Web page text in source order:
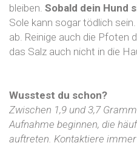
bleiben. Sobald dein Hund
Sole kann sogar tödlich
ab. Reinige auch die Pfoten
das Salz auch nicht in die
Wusstest du schon?
Zwischen 1,9 und 3,7
Aufnahme beginnen, die
auftreten. Kontaktiere